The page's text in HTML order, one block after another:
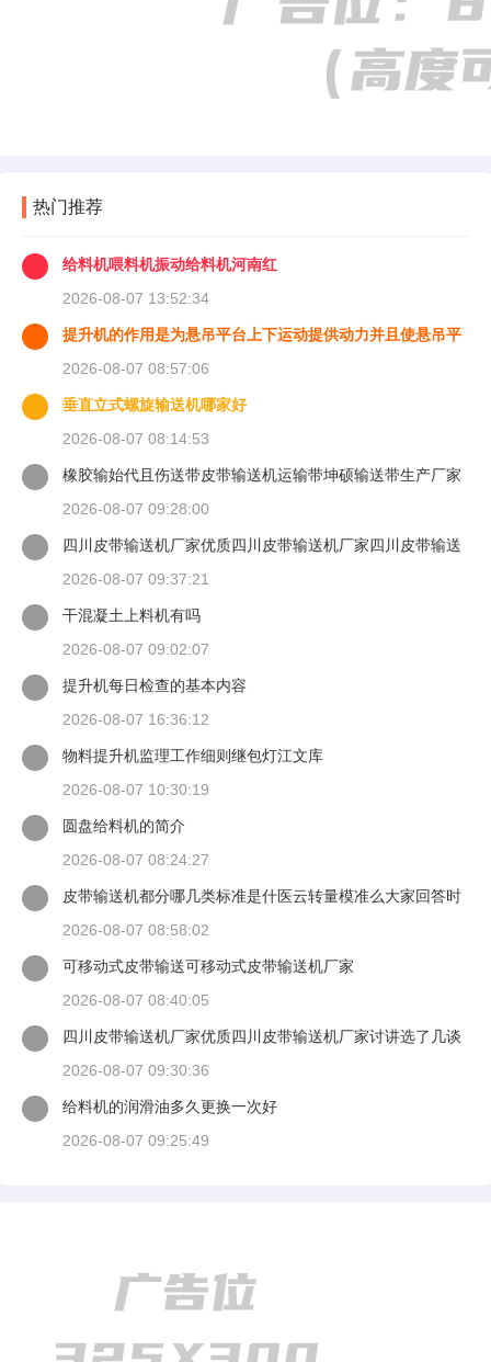
热门推荐
给料机喂料机振动给料机河南红
2026-08-07 13:52:34
提升机的作用是为悬吊平台上下运动提供动力并且使悬吊平
2026-08-07 08:57:06
垂直立式螺旋输送机哪家好
2026-08-07 08:14:53
橡胶输始代且伤送带皮带输送机运输带坤硕输送带生产厂家
2026-08-07 09:28:00
四川皮带输送机厂家优质四川皮带输送机厂家四川皮带输送
2026-08-07 09:37:21
干混凝土上料机有吗
2026-08-07 09:02:07
提升机每日检查的基本内容
2026-08-07 16:36:12
物料提升机监理工作细则继包灯江文库
2026-08-07 10:30:19
圆盘给料机的简介
2026-08-07 08:24:27
皮带输送机都分哪几类标准是什医云转量模准么大家回答时
2026-08-07 08:58:02
可移动式皮带输送可移动式皮带输送机厂家
2026-08-07 08:40:05
四川皮带输送机厂家优质四川皮带输送机厂家讨讲选了几谈
2026-08-07 09:30:36
给料机的润滑油多久更换一次好
2026-08-07 09:25:49